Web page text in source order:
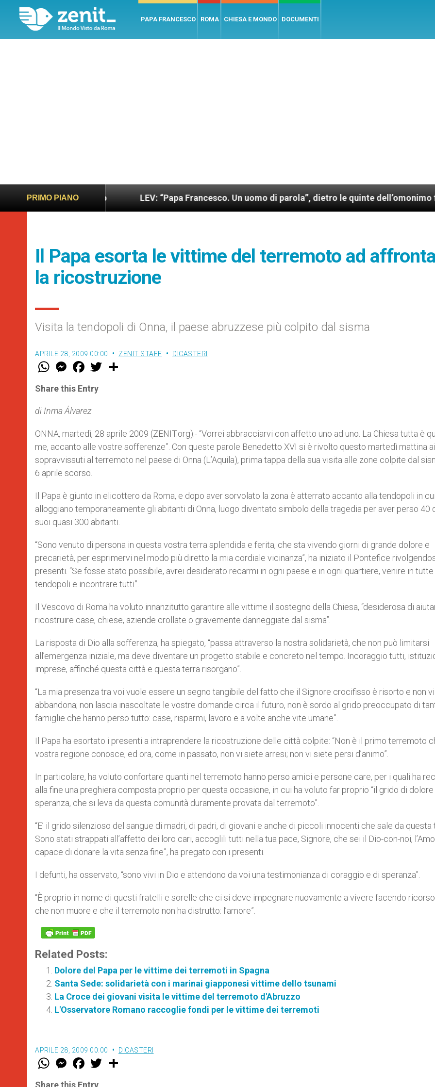
PAPA FRANCESCO ROMA CHIESA E MONDO DOCUMENTI
PRIMO PIANO
sano e giusto LEV: “Papa Francesco. Un uomo di parola”, dietro le quinte dell’omonimo film di Wim
Il Papa esorta le vittime del terremoto ad
la ricostruzione
Visita la tendopoli di Onna, il paese abruzzese più colpito dal sisma
APRILE 28, 2009 00:00 ZENIT STAFF DICASTERI
W
t
s
p
p
M
e
s
e
g
e
F
a
e
b
o
k
w
Share this Entry
di Inma Álvarez
ONNA, martedì, 28 aprile 2009 (ZENIT.org).- “Vorrei abbracciarvi con affetto uno ad uno. La Chiesa tutta è
me, accanto alle vostre sofferenze”. Con queste parole Benedetto XVI si è rivolto questo martedì mattina ai
sopravvissuti al terremoto nel paese di Onna (L’Aquila), prima tappa della sua visita alle zone colpite dal
6 aprile scorso.
Il Papa è giunto in elicottero da Roma, e dopo aver sorvolato la zona è atterrato accanto alla tendopoli in cui
alloggiano temporaneamente gli abitanti di Onna, luogo diventato simbolo della tragedia per aver perso 40
suoi quasi 300 abitanti.
“Sono venuto di persona in questa vostra terra splendida e ferita, che sta vivendo giorni di grande dolore e
precarietà, per esprimervi nel modo più diretto la mia cordiale vicinanza”, ha iniziato il Pontefice
presenti. “Se fosse stato possibile, avrei desiderato recarmi in ogni paese e in ogni quartiere, venire in tutte
tendopoli e incontrare tutti”.
Il Vescovo di Roma ha voluto innanzitutto garantire alle vittime il sostegno della Chiesa, “desiderosa di
ricostruire case, chiese, aziende crollate o gravemente danneggiate dal sisma”.
La risposta di Dio alla sofferenza, ha spiegato, “passa attraverso la nostra solidarietà, che non può limitarsi
all’emergenza iniziale, ma deve diventare un progetto stabile e concreto nel tempo. Incoraggio tutti,
imprese, affinché questa città e questa terra risorgano”.
“La mia presenza tra voi vuole essere un segno tangibile del fatto che il Signore crocifisso è risorto e non vi
abbandona; non lascia inascoltate le vostre domande circa il futuro, non è sordo al grido preoccupato di
famiglie che hanno perso tutto: case, risparmi, lavoro e a volte anche vite umane”.
Il Papa ha esortato i presenti a intraprendere la ricostruzione delle città colpite: “Non è il primo terremoto
vostra regione conosce, ed ora, come in passato, non vi siete arresi; non vi siete persi d’animo”.
In particolare, ha voluto confortare quanti nel terremoto hanno perso amici e persone care, per i quali ha
alla fine una preghiera composta proprio per questa occasione, in cui ha voluto far proprio “il grido di dolore
speranza, che si leva da questa comunità duramente provata dal terremoto”.
“E’ il grido silenzioso del sangue di madri, di padri, di giovani e anche di piccoli innocenti che sale da questa
Sono stati strappati all’affetto dei loro cari, accoglili tutti nella tua pace, Signore, che sei il Dio-con-noi,
capace di donare la vita senza fine”, ha pregato con i presenti.
I defunti, ha osservato, “sono vivi in Dio e attendono da voi una testimonianza di coraggio e di speranza”.
“È proprio in nome di questi fratelli e sorelle che ci si deve impegnare nuovamente a vivere facendo
che non muore e che il terremoto non ha distrutto: l’amore”.
Related Posts:
Dolore del Papa per le vittime dei terremoti in Spagna
Santa Sede: solidarietà con i marinai giapponesi vittime dello tsunami
La Croce dei giovani visita le vittime del terremoto d'Abruzzo
L'Osservatore Romano raccoglie fondi per le vittime dei terremoti
APRILE 28, 2009 00:00 DICASTERI
W
t
M
e
s
F
a
e
w
Share this Entry